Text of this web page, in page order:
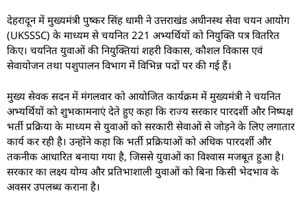
देहरादून में मुख्यमंत्री पुष्कर सिंह धामी ने उत्तराखंड अधीनस्थ सेवा चयन आयोग
(UKSSSC) के माध्यम से चयनित 221 अभ्यर्थियों को नियुक्ति पत्र वितरित
किए। चयनित युवाओं की नियुक्तियां शहरी विकास, कौशल विकास एवं
सेवायोजन तथा पशुपालन विभाग में विभिन्न पदों पर की गई हैं।
मुख्य सेवक सदन में मंगलवार को आयोजित कार्यक्रम में मुख्यमंत्री ने चयनित
अभ्यर्थियों को शुभकामनाएं देते हुए कहा कि राज्य सरकार पारदर्शी और निष्पक्ष
भर्ती प्रक्रिया के माध्यम से युवाओं को सरकारी सेवाओं से जोड़ने के लिए लगातार
कार्य कर रही है। उन्होंने कहा कि भर्ती प्रक्रियाओं को अधिक पारदर्शी और
तकनीक आधारित बनाया गया है, जिससे युवाओं का विश्वास मजबूत हुआ है।
सरकार का लक्ष्य योग्य और प्रतिभाशाली युवाओं को बिना किसी भेदभाव के
अवसर उपलब्ध कराना है।